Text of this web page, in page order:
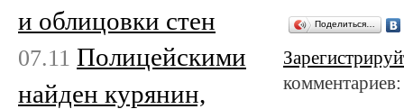
Поделиться…
и облицовки стен
07.11 Полицейскими
найден курянин,